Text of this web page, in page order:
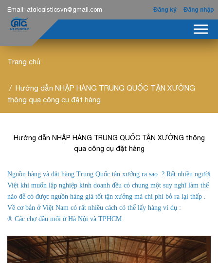
Email: atglogisticsvn@gmail.com Đăng ký Đăng nhập
Trang chủ
Hướng dẫn NHẬP HÀNG TRUNG QUỐC TẬN XƯỞNG
thông qua công cụ đặt hàng
Hướng dẫn NHẬP HÀNG TRUNG QUỐC TẬN XƯỞNG thông
qua công cụ đặt hàng
Nguồn hàng và đặt hàng Trung Quốc tận xưởng ra sao ? Rất nhiều người
Việt khi muốn lập nghiệp kinh doanh đều có chung một suy nghĩ làm thế
nào để có được nguồn hàng giá tốt tận xưởng mà chi phí bỏ ra lại thấp .
Về cơ bản ở Việt Nam có rất nhiều cách có thể lấy hàng ví dụ :
® Các chợ đầu mối ở Hà Nội và TPHCM